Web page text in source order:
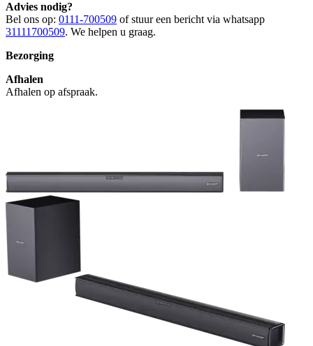
Advies nodig?
Bel ons op: 0111-700509 of stuur een bericht via whatsapp
31111700509. We helpen u graag.
Bezorging
Afhalen
Afhalen op afspraak.